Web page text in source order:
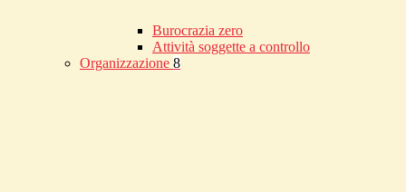
Burocrazia zero
Attività soggette a controllo
Organizzazione 8